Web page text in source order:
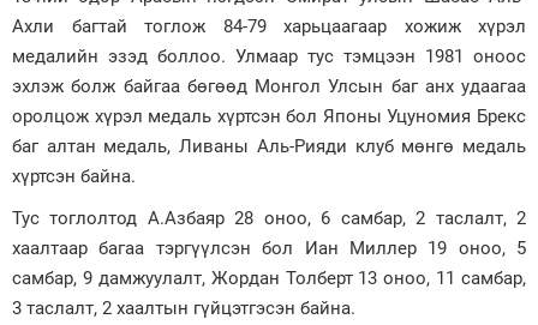
Ахли багтай тоглож 84-79 харьцаагаар хожиж хүрэл
медалийн эзэд боллоо. Улмаар тус тэмцээн 1981 оноос
эхлэж болж байгаа бөгөөд Монгол Улсын баг анх удаагаа
оролцож хүрэл медаль хүртсэн бол Японы Уцуномия Брекс
баг алтан медаль, Ливаны Аль-Рияди клуб мөнгө медаль
хүртсэн байна.
Тус тоглолтод А.Азбаяр 28 оноо, 6 самбар, 2 таслалт, 2
хаалтаар багаа тэргүүлсэн бол Иан Миллер 19 оноо, 5
самбар, 9 дамжуулалт, Жордан Толберт 13 оноо, 11 самбар,
3 таслалт, 2 хаалтын гүйцэтгэсэн байна.